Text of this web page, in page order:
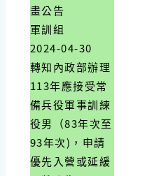
畫公告
軍訓組
2024-04-30
轉知內政部辦理
113年應接受常
備兵役軍事訓練
役男（83年次至
93年次)，申請
優先入營或延緩